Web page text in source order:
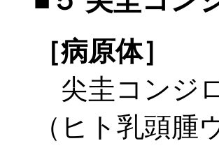
［病原体］
尖圭コンジ
（ヒト乳頭